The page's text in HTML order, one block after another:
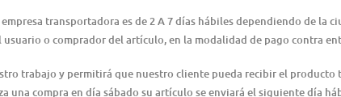
transportadora es de 2 A 7 días hábiles dependiendo de la
o comprador del artículo, en la modalidad de pago contra
trabajo y permitirá que nuestro cliente pueda recibir el producto
una compra en día sábado su artículo se enviará el siguiente día